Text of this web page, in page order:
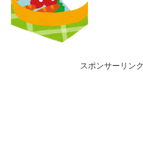
スポンサーリンク